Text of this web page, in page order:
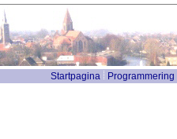
Startpagina Programmering